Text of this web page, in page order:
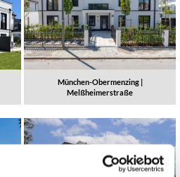
München-Obermenzing |
Melßheimerstraße